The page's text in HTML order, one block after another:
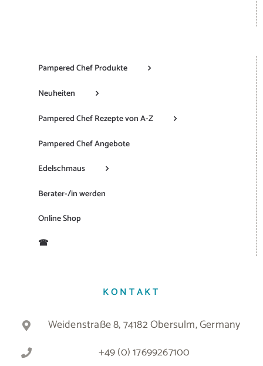
Pampered Chef Produkte
Neuheiten
Pampered Chef Rezepte von A-Z
Pampered Chef Angebote
Edelschmaus
Berater-/in werden
Online Shop
☎
KONTAKT
Weidenstraße 8, 74182 Obersulm, Germany
+49 (0) 17699267100